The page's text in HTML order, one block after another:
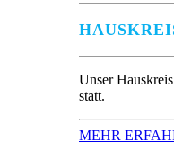
Unser
statt.
MEHR